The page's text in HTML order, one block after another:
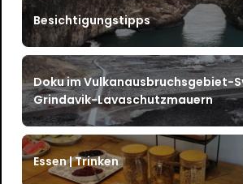
Besichtigungstipps
Doku im Vulkanausbruchsgebiet-
Grindavik-Lavaschutzmauern
Essen | Trinken